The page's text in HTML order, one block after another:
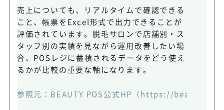
売上についても、リアルタイムで確認できる
こと、帳票をExcel形式で出力できることが
評価されています。脱毛サロンで店舗別・ス
タッフ別の実績を見ながら運用改善したい場
合、POSレジに蓄積されるデータをどう使え
るかが比較の重要な軸になります。
参照元： BEAUTY POS公式HP （https://beauty-